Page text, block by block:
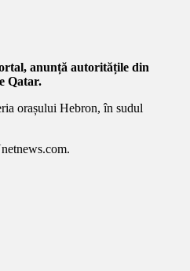
anunță autoritățile din
Qatar.
orașului Hebron, în sudul